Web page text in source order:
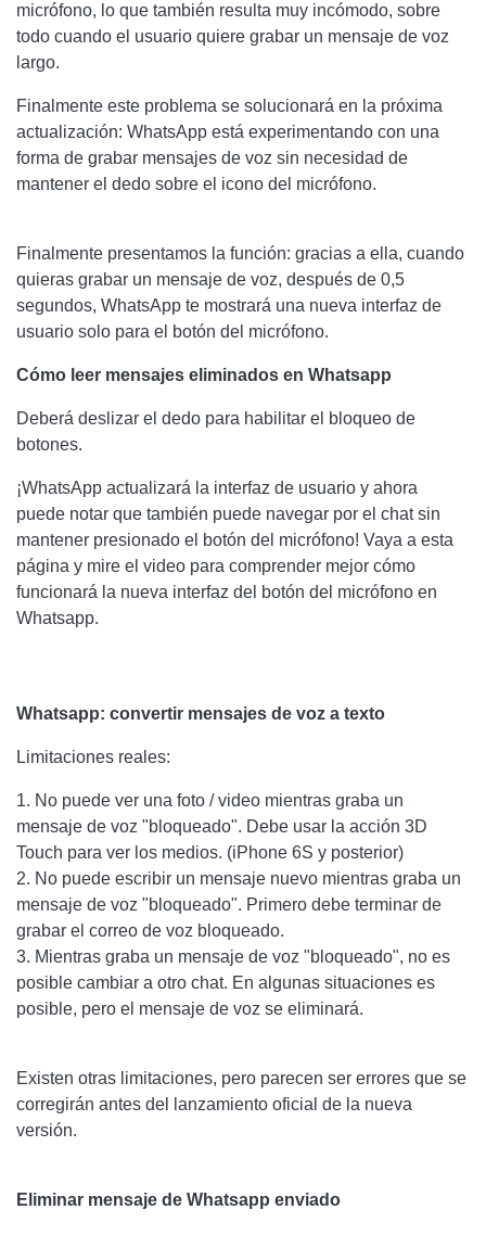
micrófono, lo que también resulta muy incómodo, sobre
todo cuando el usuario quiere grabar un mensaje de voz
largo.
Finalmente este problema se solucionará en la próxima
actualización: WhatsApp está experimentando con una
forma de grabar mensajes de voz sin necesidad de
mantener el dedo sobre el icono del micrófono.
Finalmente presentamos la función: gracias a ella, cuando
quieras grabar un mensaje de voz, después de 0,5
segundos, WhatsApp te mostrará una nueva interfaz de
usuario solo para el botón del micrófono.
Cómo leer mensajes eliminados en Whatsapp
Deberá deslizar el dedo para habilitar el bloqueo de
botones.
¡WhatsApp actualizará la interfaz de usuario y ahora
puede notar que también puede navegar por el chat sin
mantener presionado el botón del micrófono! Vaya a esta
página y mire el video para comprender mejor cómo
funcionará la nueva interfaz del botón del micrófono en
Whatsapp.
Whatsapp: convertir mensajes de voz a texto
Limitaciones reales:
1. No puede ver una foto / video mientras graba un
mensaje de voz "bloqueado". Debe usar la acción 3D
Touch para ver los medios. (iPhone 6S y posterior)
2. No puede escribir un mensaje nuevo mientras graba un
mensaje de voz "bloqueado". Primero debe terminar de
grabar el correo de voz bloqueado.
3. Mientras graba un mensaje de voz "bloqueado", no es
posible cambiar a otro chat. En algunas situaciones es
posible, pero el mensaje de voz se eliminará.
Existen otras limitaciones, pero parecen ser errores que se
corregirán antes del lanzamiento oficial de la nueva
versión.
Eliminar mensaje de Whatsapp enviado